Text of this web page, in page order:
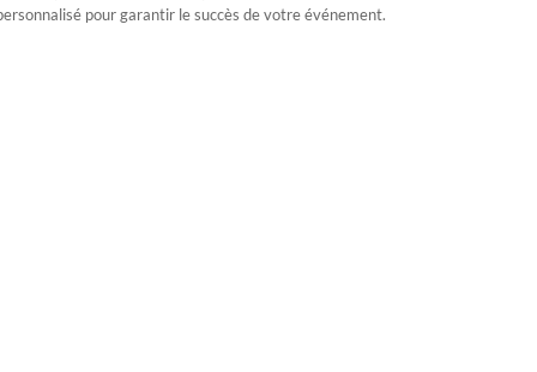
pour garantir le succès de votre événement.